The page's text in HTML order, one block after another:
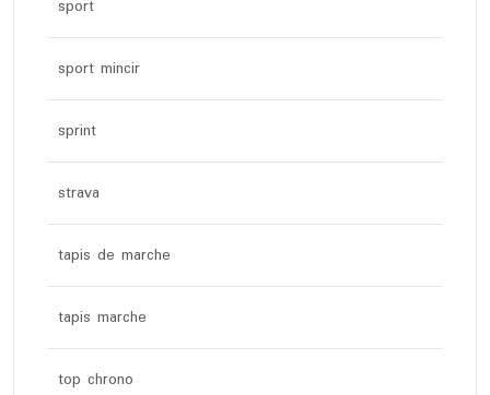
sport
sport mincir
sprint
strava
tapis de marche
tapis marche
top chrono